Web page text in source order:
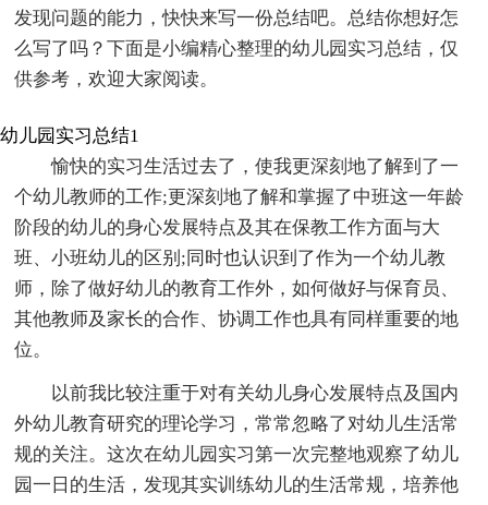
发现问题的能力，快快来写一份总结吧。总结你想好怎
么写了吗？下面是小编精心整理的幼儿园实习总结，仅
供参考，欢迎大家阅读。
幼儿园实习总结1
愉快的实习生活过去了，使我更深刻地了解到了一
个幼儿教师的工作;更深刻地了解和掌握了中班这一年龄
阶段的幼儿的身心发展特点及其在保教工作方面与大
班、小班幼儿的区别;同时也认识到了作为一个幼儿教
师，除了做好幼儿的教育工作外，如何做好与保育员、
其他教师及家长的合作、协调工作也具有同样重要的地
位。
以前我比较注重于对有关幼儿身心发展特点及国内
外幼儿教育研究的理论学习，常常忽略了对幼儿生活常
规的关注。这次在幼儿园实习第一次完整地观察了幼儿
园一日的生活，发现其实训练幼儿的生活常规，培养他